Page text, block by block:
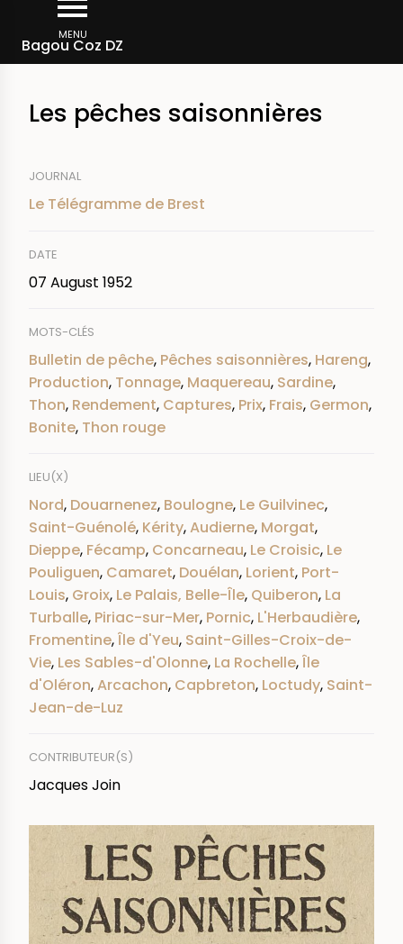
main
MENU
Bagou Coz DZ
Breadcrumb
Les pêches saisonnières
JOURNAL
Le Télégramme de Brest
DATE
07 August 1952
MOTS-CLÉS
Bulletin de pêche, Pêches saisonnières, Hareng,
Production, Tonnage, Maquereau, Sardine,
Thon, Rendement, Captures, Prix, Frais, Germon,
Bonite, Thon rouge
LIEU(X)
Nord, Douarnenez, Boulogne, Le Guilvinec,
Saint-Guénolé, Kérity,Audierne, Morgat,
Dieppe, Fécamp, Concarneau, Le Croisic, Le
Pouliguen, Camaret, Douélan, Lorient, Port-
Louis, Groix, Le Palais, Belle-Île, Quiberon, La
Turballe, Piriac-sur-Mer, Pornic, L'Herbaudière,
Fromentine,Île d'Yeu, Saint-Gilles-Croix-de-
Vie, Les Sables-d'Olonne, La Rochelle,Île
d'Oléron,Arcachon, Capbreton, Loctudy, Saint-
Jean-de-Luz
CONTRIBUTEUR(S)
Jacques Join